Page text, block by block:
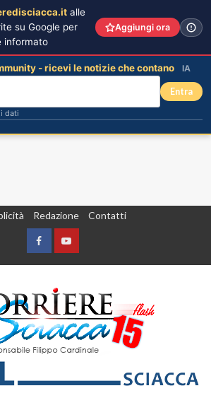
Redazione Contatti
FacebookYountube
alle
su Google per
informato
Aggiungi ora
- ricevi le notizie che contano IA
Entra
dati